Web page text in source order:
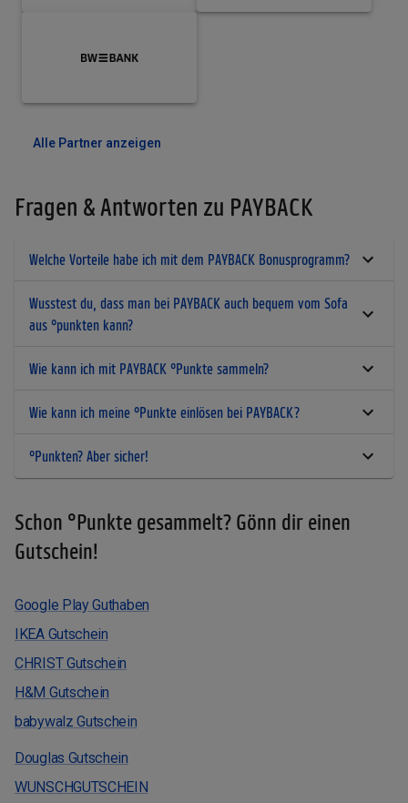
Alle Partner anzeigen
Fragen & Antworten zu PAYBACK
Welche Vorteile habe ich mit dem PAYBACK Bonusprogramm?
Wusstest du, dass man bei PAYBACK auch bequem vom Sofa
aus °punkten kann?
Wie kann ich mit PAYBACK °Punkte sammeln?
Wie kann ich meine °Punkte einlösen bei PAYBACK?
°Punkten? Aber sicher!
Schon °Punkte gesammelt? Gönn dir einen
Gutschein!
Google Play Guthaben
IKEA Gutschein
CHRIST Gutschein
H&M Gutschein
babywalz Gutschein
Douglas Gutschein
WUNSCHGUTSCHEIN